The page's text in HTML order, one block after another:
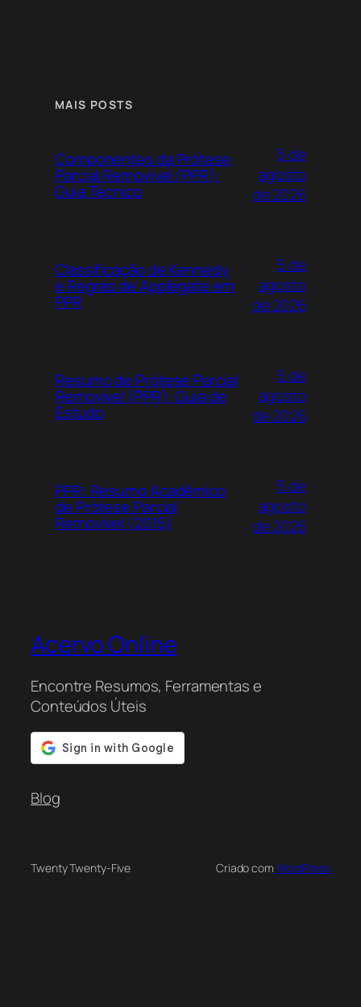
MAIS POSTS
Componentes da Prótese
Parcial Removível (PPR):
Guia Técnico
5 de
agosto
de 2026
Classificação de Kennedy
e Regras de Applegate em
PPR
5 de
agosto
de 2026
Resumo de Prótese Parcial
Removível (PPR): Guia de
Estudo
5 de
agosto
de 2026
PPR: Resumo Acadêmico
de Prótese Parcial
Removível (2015)
5 de
agosto
de 2026
Acervo Online
Encontre Resumos, Ferramentas e
Conteúdos Úteis
Blog
Twenty Twenty-Five Criado com WordPress